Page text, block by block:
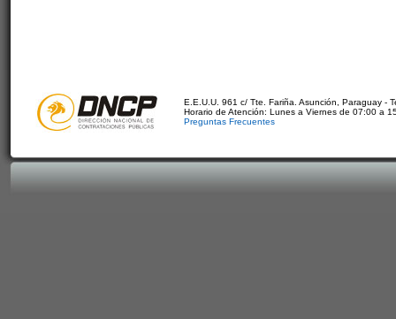
E.E.U.U. 961 c/ Tte. Fariña. Asunción, Paraguay -
Horario de Atención: Lunes a Viernes de 07:00 a
Preguntas Frecuentes